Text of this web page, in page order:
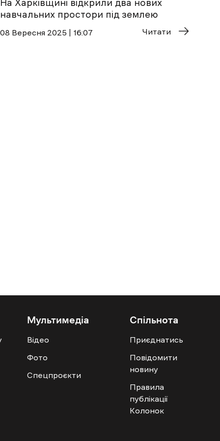
На Харківщині відкрили два нових
навчальних простори під землею
08 Вересня 2025 | 16:07 Читати
Мультимедіа
Відео
Фото
Спецпроєкти
Спільнота
Приєднатись
Повідомити
новину
Правила
публікації
Колонок